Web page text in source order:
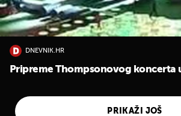
DNEVNIK.HR
Pripreme Thompsonovog koncerta
PRIKAŽI JOŠ